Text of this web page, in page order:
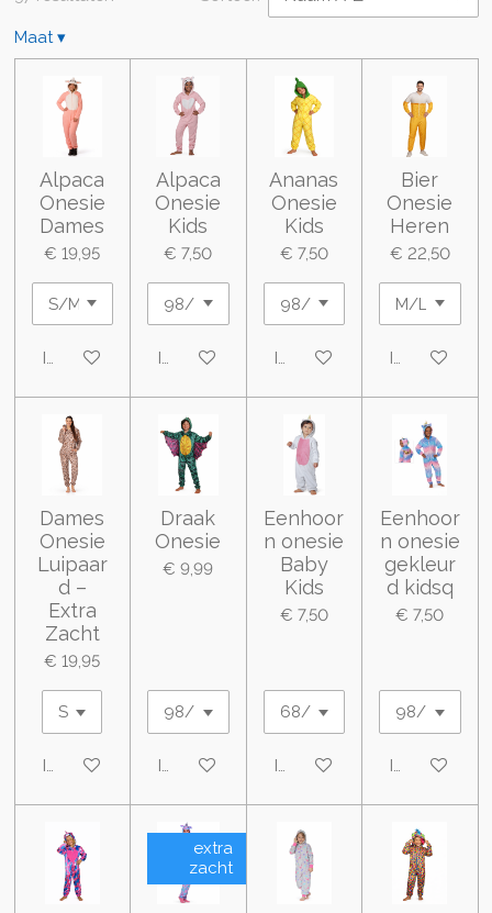
Maat▾
Alpaca
Onesie
Dames
€ 19,95
In winkelwagen
Alpaca
Onesie
Kids
€ 7,50
In winkelwagen
Ananas
Onesie
Kids
€ 7,50
In winkelwagen
Bier
Onesie
Heren
€ 22,50
In
Dames
Onesie
Luipaar
d –
Extra
Zacht
€ 19,95
In winkelwagen
Draak
Onesie
€ 9,99
In winkelwagen
Eenhoor
n onesie
Baby
Kids
€ 7,50
In winkelwagen
Eenhoor
n onesie
gekleur
d kidsq
€ 7,50
In
extra
zacht